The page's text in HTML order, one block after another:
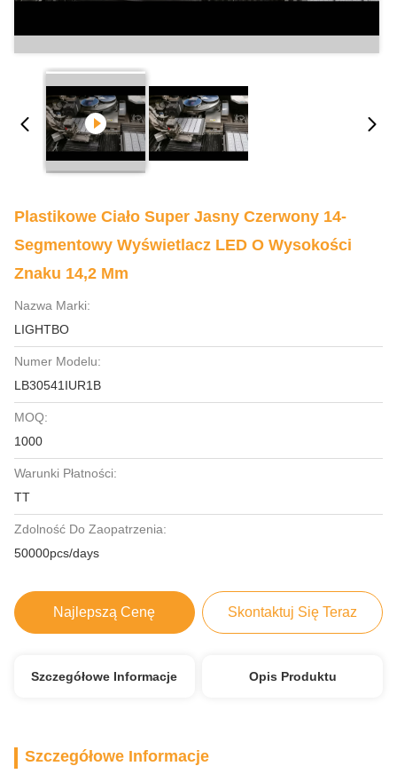
Plastikowe Ciało Super Jasny Czerwony 14-
Segmentowy Wyświetlacz LED O Wysokości
Znaku 14,2 Mm
Nazwa Marki:
LIGHTBO
Numer Modelu:
LB30541IUR1B
MOQ:
1000
Warunki Płatności:
TT
Zdolność Do Zaopatrzenia:
50000pcs/days
Najlepszą Cenę Skontaktuj Się Teraz
Szczegółowe Informacje Opis Produktu
Szczegółowe Informacje